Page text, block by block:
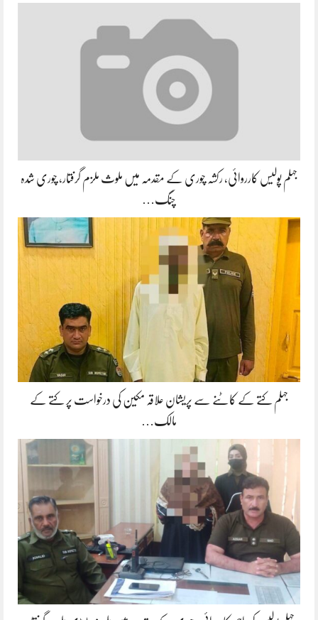
جہلم پولیس کارروائی، رکشہ چوری کے مقدمہ میں ملوث ملزم گرفتار، چوری شدہ
چنگ…
جہلم کتے کے کاٹنے سے پریشان علاقہ مکین کی درخواست پر کتے کے
مالک…